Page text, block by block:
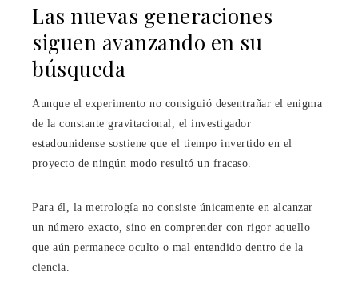
Las nuevas generaciones
siguen avanzando en su
búsqueda
Aunque el experimento no consiguió desentrañar el enigma
de la constante gravitacional, el investigador
estadounidense sostiene que el tiempo invertido en el
proyecto de ningún modo resultó un fracaso.
Para él, la metrología no consiste únicamente en alcanzar
un número exacto, sino en comprender con rigor aquello
que aún permanece oculto o mal entendido dentro de la
ciencia.